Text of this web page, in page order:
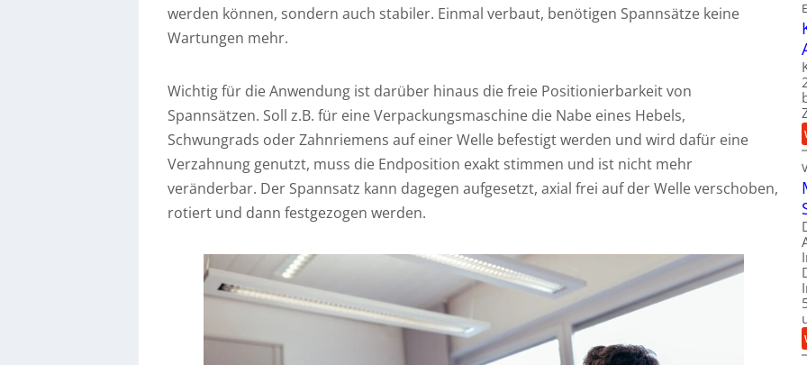
werden können, sondern auch stabiler. Einmal verbaut, benötigen Spannsätze keine
Wartungen mehr.
Wichtig für die Anwendung ist darüber hinaus die freie Positionierbarkeit von
Spannsätzen. Soll z.B. für eine Verpackungsmaschine die Nabe eines Hebels,
Schwungrads oder Zahnriemens auf einer Welle befestigt werden und wird dafür eine
Verzahnung genutzt, muss die Endposition exakt stimmen und ist nicht mehr
veränderbar. Der Spannsatz kann dagegen aufgesetzt, axial frei auf der Welle verschoben,
rotiert und dann festgezogen werden.